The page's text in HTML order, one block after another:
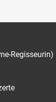
Regisseurin)